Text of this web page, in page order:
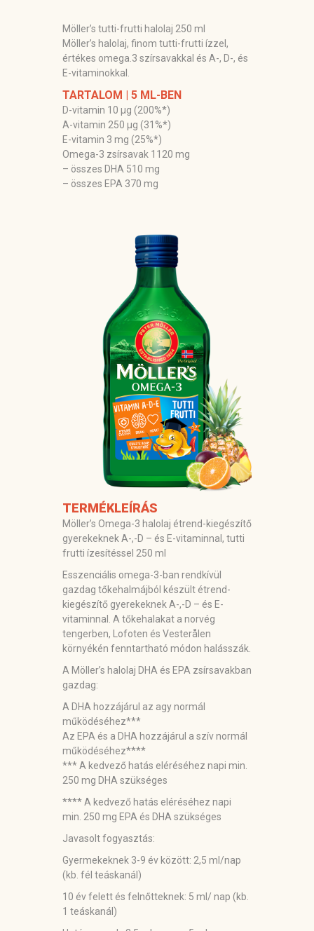
Möller’s tutti-frutti halolaj 250 ml
Möller’s halolaj, finom tutti-frutti ízzel,
értékes omega.3 szírsavakkal és A-, D-, és
E-vitaminokkal.
TARTALOM | 5 ML-BEN
D-vitamin 10 µg (200%*)
A-vitamin 250 µg (31%*)
E-vitamin 3 mg (25%*)
Omega-3 zsírsavak 1120 mg
– összes DHA 510 mg
– összes EPA 370 mg
TERMÉKLEÍRÁS
Möller’s Omega-3 halolaj étrend-kiegészítő
gyerekeknek A-,-D – és E-vitaminnal, tutti
frutti ízesítéssel 250 ml
Esszenciális omega-3-ban rendkívül
gazdag tőkehalmájból készült étrend-
kiegészítő gyerekeknek A-,-D – és E-
vitaminnal. A tőkehalakat a norvég
tengerben, Lofoten és Vesterålen
környékén fenntartható módon halásszák.
A Möller’s halolaj DHA és EPA zsírsavakban
gazdag:
A DHA hozzájárul az agy normál
működéséhez***
Az EPA és a DHA hozzájárul a szív normál
működéséhez****
*** A kedvező hatás eléréséhez napi min.
250 mg DHA szükséges
**** A kedvező hatás eléréséhez napi
min. 250 mg EPA és DHA szükséges
Javasolt fogyasztás:
Gyermekeknek 3-9 év között: 2,5 ml/nap
(kb. fél teáskanál)
10 év felett és felnőtteknek: 5 ml/ nap (kb.
1 teáskanál)